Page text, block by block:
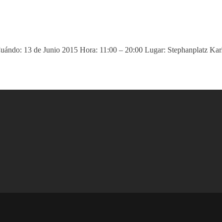
13 de Junio 2015 Hora: 11:00 – 20:00 Lugar: Stephanplatz